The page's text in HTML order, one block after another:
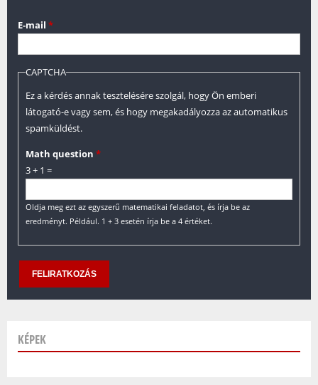
E-mail *
CAPTCHA
Ez a kérdés annak tesztelésére szolgál, hogy Ön emberi
látogató-e vagy sem, és hogy megakadályozza az automatikus
spamküldést.
Math question *
3 + 1 =
Oldja meg ezt az egyszerű matematikai feladatot, és írja be az
eredményt. Például. 1 + 3 esetén írja be a 4 értéket.
KÉPEK